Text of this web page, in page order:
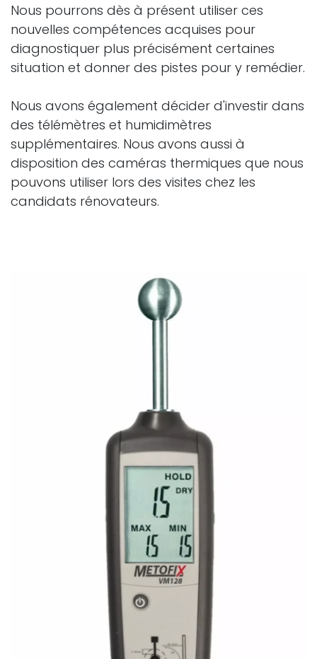
Nous pourrons dès à présent utiliser ces
nouvelles compétences acquises pour
diagnostiquer plus précisément certaines
situation et donner des pistes pour y remédier.
Nous avons également décider d'investir dans
des télémètres et humidimètres
supplémentaires. Nous avons aussi à
disposition des caméras thermiques que nous
pouvons utiliser lors des visites chez les
candidats rénovateurs.